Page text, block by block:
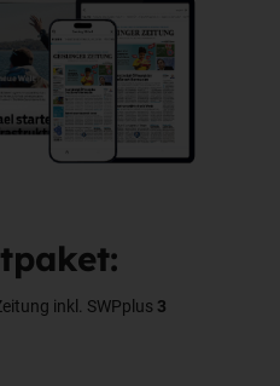
inkl. SWPplus 3